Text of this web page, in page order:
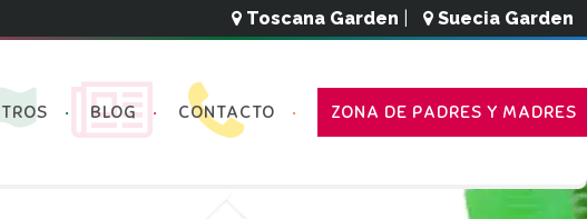
Toscana Garden Suecia Garden
BLOG CONTACTO ZONA DE PADRES Y MADRES